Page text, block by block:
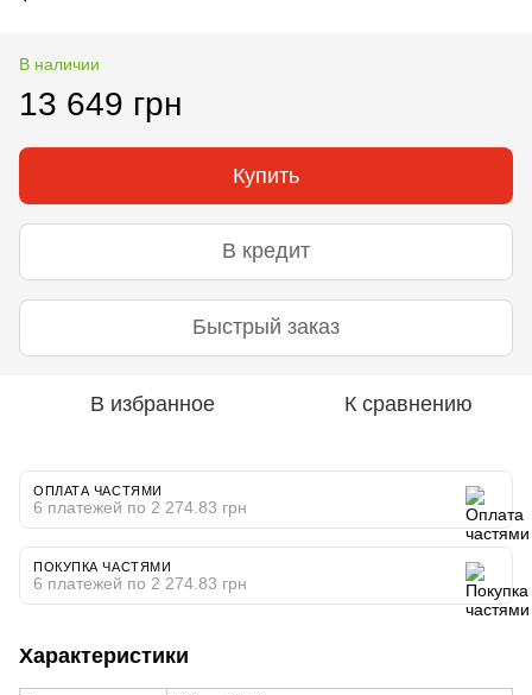
В наличии
13 649 грн
Купить
В кредит
Быстрый заказ
В избранное К сравнению
ОПЛАТА ЧАСТЯМИ
6 платежей по 2 274.83 грн
ПОКУПКА ЧАСТЯМИ
6 платежей по 2 274.83 грн
Характеристики